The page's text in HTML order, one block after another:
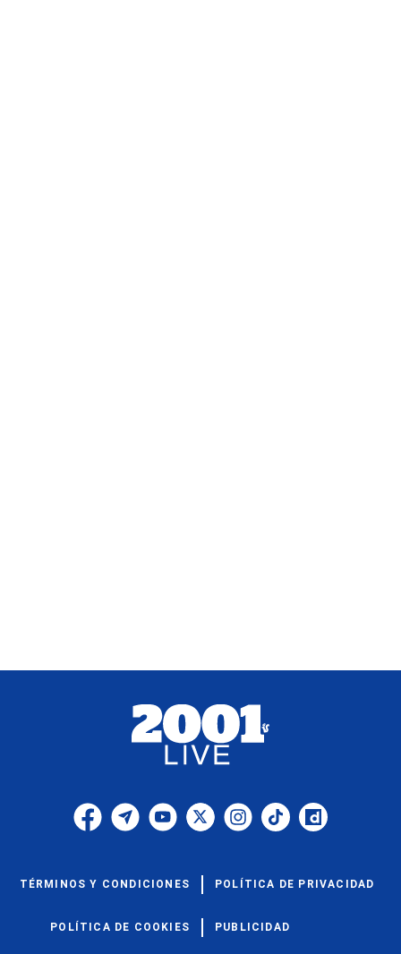
TÉRMINOS Y CONDICIONES POLÍTICA DE PRIVACIDAD
POLÍTICA DE COOKIES PUBLICIDAD